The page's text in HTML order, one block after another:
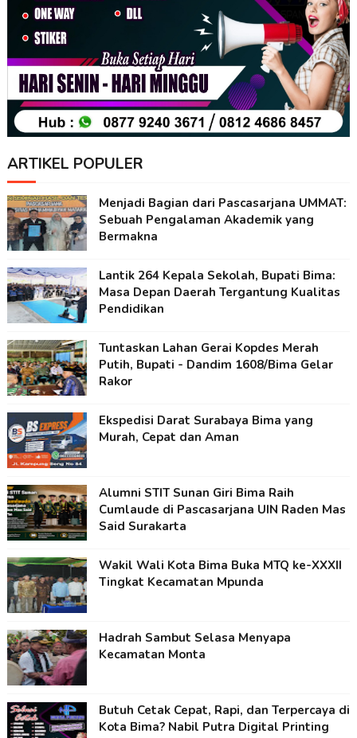
ARTIKEL POPULER
Menjadi Bagian dari Pascasarjana UMMAT:
Sebuah Pengalaman Akademik yang
Bermakna
Lantik 264 Kepala Sekolah, Bupati Bima:
Masa Depan Daerah Tergantung Kualitas
Pendidikan
Tuntaskan Lahan Gerai Kopdes Merah
Putih, Bupati - Dandim 1608/Bima Gelar
Rakor
Ekspedisi Darat Surabaya Bima yang
Murah, Cepat dan Aman
Alumni STIT Sunan Giri Bima Raih
Cumlaude di Pascasarjana UIN Raden Mas
Said Surakarta
Wakil Wali Kota Bima Buka MTQ ke-XXXII
Tingkat Kecamatan Mpunda
Hadrah Sambut Selasa Menyapa
Kecamatan Monta
Butuh Cetak Cepat, Rapi, dan Terpercaya di
Kota Bima? Nabil Putra Digital Printing